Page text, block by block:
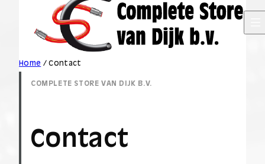
Home /Contact
COMPLETE STORE VAN DIJK B.V.
Contact